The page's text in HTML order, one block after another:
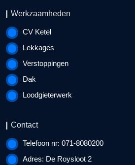
Werkzaamheden
CV Ketel
Lekkages
Verstoppingen
Dak
Loodgieterwerk
Contact
Telefoon nr: 071-8080200
Adres: De Roysloot 2